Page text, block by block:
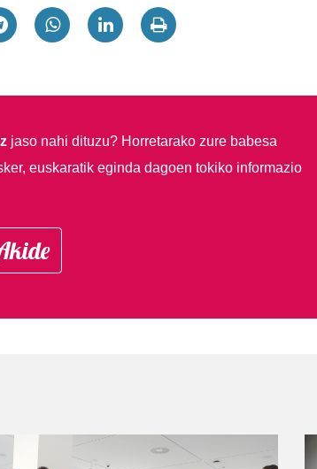
jaso nahi dituzu? Horretarako zure babesa
euskaratik eginda dagoen tokiko informazio